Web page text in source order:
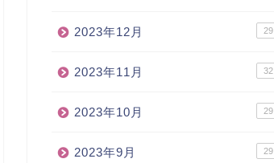
2023年12月 29
2023年11月 32
2023年10月 29
2023年9月 29